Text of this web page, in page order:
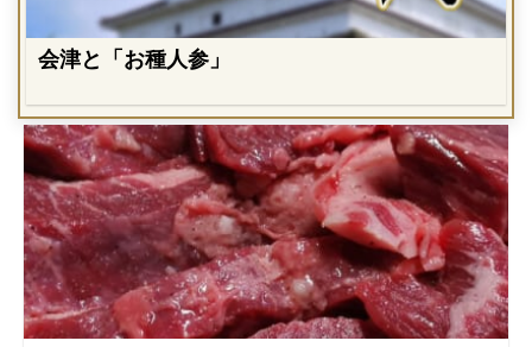
会津と「お種人参」